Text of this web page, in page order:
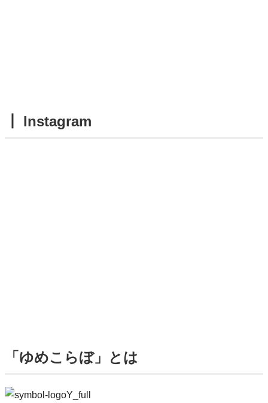
┃ Instagram
「ゆめこらぼ」とは